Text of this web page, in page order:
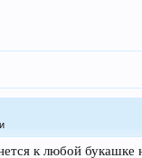
к любой букашке